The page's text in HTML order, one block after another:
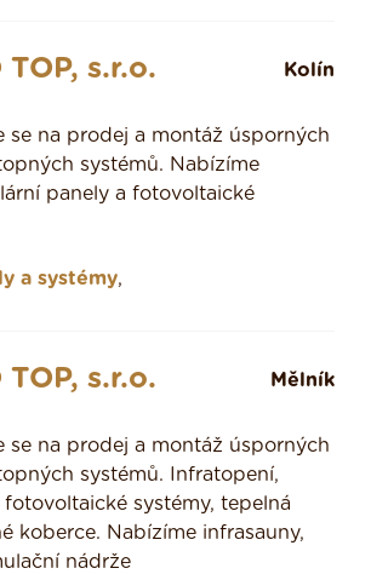
TOP, s.r.o. Kolín
se na prodej a montáž úsporných
systémů. Nabízíme
panely a fotovoltaické
a systémy,
TOP, s.r.o. Mělník
se na prodej a montáž úsporných
systémů. Infratopení,
fotovoltaické systémy, tepelná
koberce. Nabízíme infrasauny,
nádrže